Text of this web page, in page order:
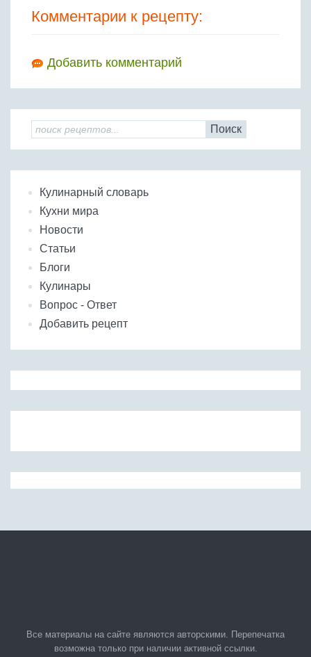
Комментарии к рецепту:
Добавить комментарий
Поиск
Кулинарный словарь
Кухни мира
Новости
Статьи
Блоги
Кулинары
Вопрос - Ответ
Добавить рецепт
Все материалы на сайте являются авторскими. Перепечатка
возможна только при наличии активной ссылки.